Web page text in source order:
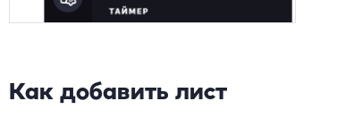
Как добавить лист